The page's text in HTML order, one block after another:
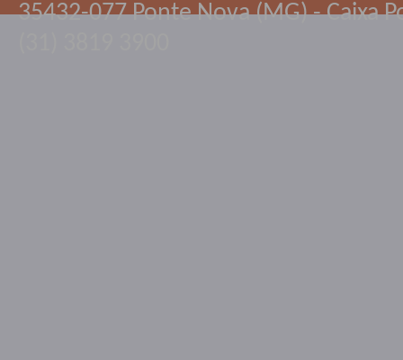
35432-077 Ponte Nova (MG) - Caixa